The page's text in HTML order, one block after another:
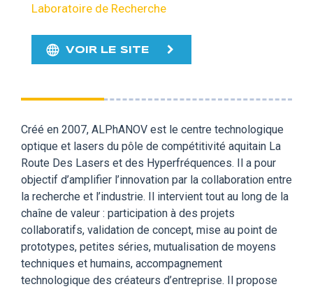
Laboratoire de Recherche
VOIR LE SITE
Créé en 2007, ALPhANOV est le centre technologique
optique et lasers du pôle de compétitivité aquitain La
Route Des Lasers et des Hyperfréquences. Il a pour
objectif d’amplifier l’innovation par la collaboration entre
la recherche et l’industrie. Il intervient tout au long de la
chaîne de valeur : participation à des projets
collaboratifs, validation de concept, mise au point de
prototypes, petites séries, mutualisation de moyens
techniques et humains, accompagnement
technologique des créateurs d’entreprise. Il propose